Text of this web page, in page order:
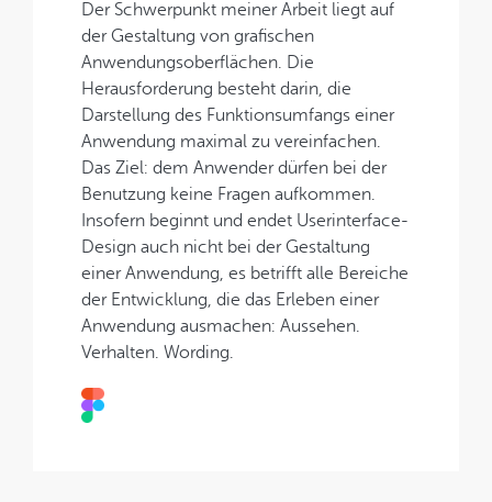
Der Schwerpunkt meiner Arbeit liegt auf
der Gestaltung von grafischen
Anwendungsoberflächen. Die
Herausforderung besteht darin, die
Darstellung des Funktionsumfangs einer
Anwendung maximal zu vereinfachen.
Das Ziel: dem Anwender dürfen bei der
Benutzung keine Fragen aufkommen.
Insofern beginnt und endet Userinterface-
Design auch nicht bei der Gestaltung
einer Anwendung, es betrifft alle Bereiche
der Entwicklung, die das Erleben einer
Anwendung ausmachen: Aussehen.
Verhalten. Wording.